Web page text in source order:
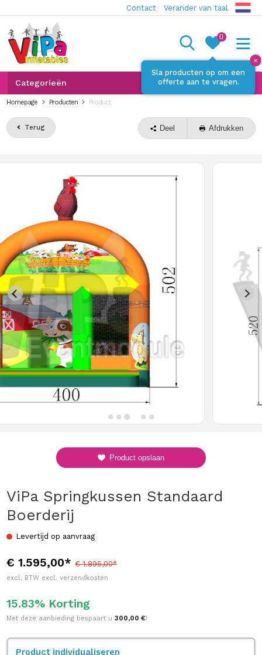
Contact Verander van taal
0
Sla producten op om een
offerte aan te vragen.
✕
Categorieën
Homepage Producten Product
Terug Deel Afdrukken
ViPa Springkussen Standaard
Boerderij
Levertijd op aanvraag
€ 1.595,00*€ 1.895,00*
excl. BTW excl. verzendkosten
15.83% Korting
Met deze aanbieding bespaart u300,00 €!
Product individualiseren
Product opslaan